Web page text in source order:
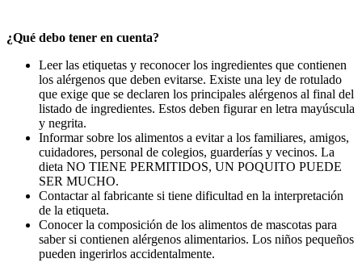
¿Qué debo tener en cuenta?
Leer las etiquetas y reconocer los ingredientes que contienen
los alérgenos que deben evitarse. Existe una ley de rotulado
que exige que se declaren los principales alérgenos al final del
listado de ingredientes. Estos deben figurar en letra mayúscula
y negrita.
Informar sobre los alimentos a evitar a los familiares, amigos,
cuidadores, personal de colegios, guarderías y vecinos. La
dieta NO TIENE PERMITIDOS, UN POQUITO PUEDE
SER MUCHO.
Contactar al fabricante si tiene dificultad en la interpretación
de la etiqueta.
Conocer la composición de los alimentos de mascotas para
saber si contienen alérgenos alimentarios. Los niños pequeños
pueden ingerirlos accidentalmente.